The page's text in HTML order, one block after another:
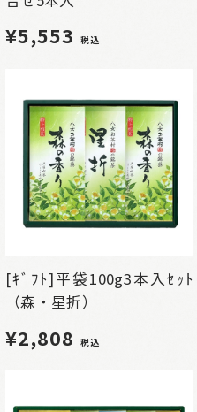
¥5,553 税込
[ｷﾞﾌﾄ]平袋100g3本入ｾｯﾄ
（森・星折）
¥2,808 税込